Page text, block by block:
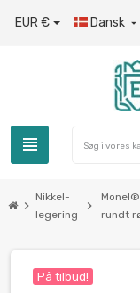
EUR € Dansk 
view_headline
chevron_right
Nikkel-
legering
chevron_right
rundt
På tilbud!